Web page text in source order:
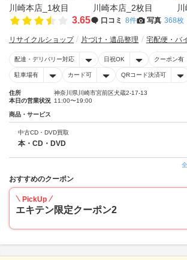
3.65 口コミ 8件 写真 368枚
リサイクルショップ 片づけ・遺品整理 宅配便・バ
配達・デリバリー対応 日祝OK クーポン有
駐車場有 カード可 QRコード決済可
住所
神奈川県川崎市宮前区犬蔵2-17-13
本日の営業状況 11:00〜19:00
商品・サービス
中古CD・DVD買取
本・CD・DVD
おすすめのクーポン
PickUp
エキテン限定クーポン2